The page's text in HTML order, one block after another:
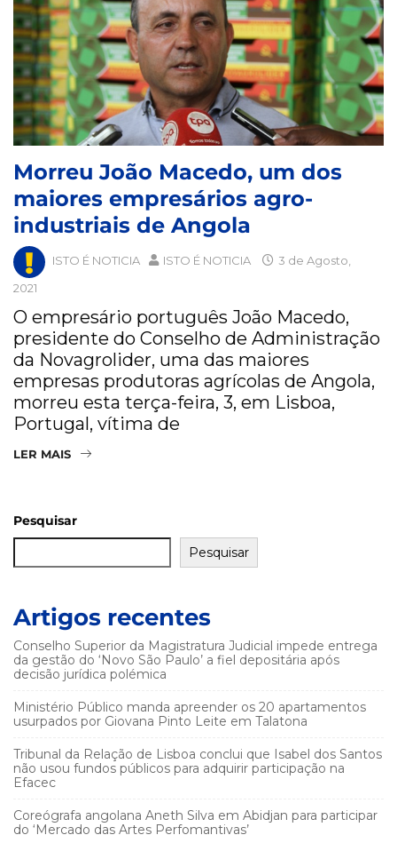
Morreu João Macedo, um dos
maiores empresários agro-
industriais de Angola
ISTO É NOTICIA ISTO É NOTICIA
3 de Agosto,
2021
O empresário português João Macedo,
presidente do Conselho de Administração
da Novagrolider, uma das maiores
empresas produtoras agrícolas de Angola,
morreu esta terça-feira, 3, em Lisboa,
Portugal, vítima de
LER MAIS
Pesquisar
Pesquisar
Artigos recentes
Conselho Superior da Magistratura Judicial impede entrega
da gestão do ‘Novo São Paulo’ a fiel depositária após
decisão jurídica polémica
Ministério Público manda apreender os 20 apartamentos
usurpados por Giovana Pinto Leite em Talatona
Tribunal da Relação de Lisboa conclui que Isabel dos Santos
não usou fundos públicos para adquirir participação na
Efacec
Coreógrafa angolana Aneth Silva em Abidjan para participar
do ‘Mercado das Artes Perfomantivas’